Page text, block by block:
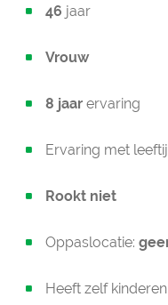
46 jaar
Vrouw
8 jaar ervaring
Ervaring met
Rookt niet
Oppaslocatie:
Heeft zelf kinderen